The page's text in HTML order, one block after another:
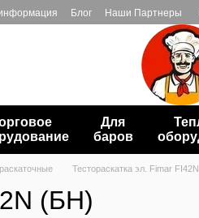
Блог Наши Партнеры
Для
баров
Тестораскатка эл. Fimar
(БН)